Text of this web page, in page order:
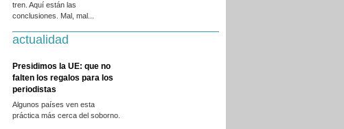
tren. Aquí están las
conclusiones. Mal, mal...
actualidad
Presidimos la UE: que no
falten los regalos para los
periodistas
Algunos países ven esta
práctica más cerca del soborno.